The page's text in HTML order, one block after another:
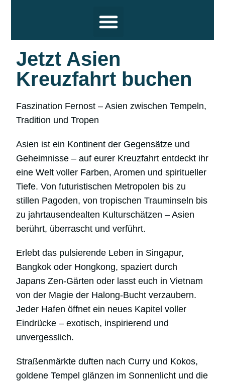
Jetzt Asien
Kreuzfahrt buchen
Faszination Fernost – Asien zwischen Tempeln,
Tradition und Tropen
Asien ist ein Kontinent der Gegensätze und
Geheimnisse – auf eurer Kreuzfahrt entdeckt ihr
eine Welt voller Farben, Aromen und spiritueller
Tiefe. Von futuristischen Metropolen bis zu
stillen Pagoden, von tropischen Trauminseln bis
zu jahrtausendealten Kulturschätzen – Asien
berührt, überrascht und verführt.
Erlebt das pulsierende Leben in Singapur,
Bangkok oder Hongkong, spaziert durch
Japans Zen-Gärten oder lasst euch in Vietnam
von der Magie der Halong-Bucht verzaubern.
Jeder Hafen öffnet ein neues Kapitel voller
Eindrücke – exotisch, inspirierend und
unvergesslich.
Straßenmärkte duften nach Curry und Kokos,
goldene Tempel glänzen im Sonnenlicht und die